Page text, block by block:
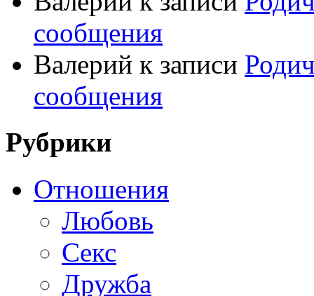
сообщения
Валерий к записи
сообщения
Рубрики
Отношения
Любовь
Секс
Дружба